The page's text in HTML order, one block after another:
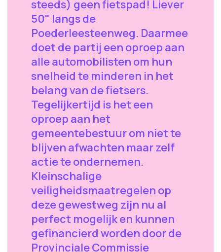
steeds) geen fietspad! Liever
50" langs de
Poederleesteenweg. Daarmee
doet de partij een oproep aan
alle automobilisten om hun
snelheid te minderen in het
belang van de fietsers.
Tegelijkertijd is het een
oproep aan het
gemeentebestuur om niet te
blijven afwachten maar zelf
actie te ondernemen.
Kleinschalige
veiligheidsmaatregelen op
deze gewestweg zijn nu al
perfect mogelijk en kunnen
gefinancierd worden door de
Provinciale Commissie